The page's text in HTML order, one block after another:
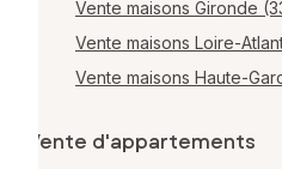
Vente maisons Gironde
Vente maisons Loire-
Vente maisons Haute-
Vente d'appartements